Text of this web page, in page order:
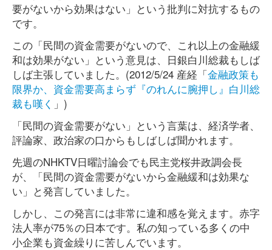
要がないから効果はない」という批判に対抗するもの
です。
この「民間の資金需要がないので、これ以上の金融緩
和は効果がない」という意見は、日銀白川総裁もしば
しば主張していました。(2012/5/24 産経「金融政策も
限界か、資金需要高まらず『のれんに腕押し』白川総
裁も嘆く 」)
「民間の資金需要がない」という言葉は、経済学者、
評論家、政治家の口からもしばしば聞かれます。
先週のNHKTV日曜討論会でも民主党桜井政調会長
が、「民間の資金需要がないから金融緩和は効果な
い」と発言していました。
しかし、この発言には非常に違和感を覚えます。赤字
法人率が75％の日本です。私の知っている多くの中
小企業も資金繰りに苦しんでいます。